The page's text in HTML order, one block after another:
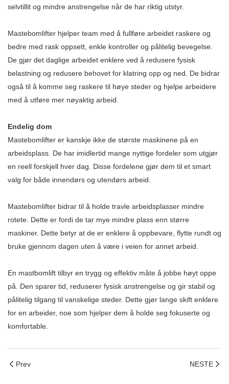
selvtillit og mindre anstrengelse når de har riktig utstyr.
Mastebomlifter hjelper team med å fullføre arbeidet raskere og
bedre med rask oppsett, enkle kontroller og pålitelig bevegelse.
De gjør det daglige arbeidet enklere ved å redusere fysisk
belastning og redusere behovet for klatring opp og ned. De bidrar
også til å komme seg raskere til høye steder og hjelpe arbeidere
med å utføre mer nøyaktig arbeid.
Endelig dom
Mastebomlifter er kanskje ikke de største maskinene på en
arbeidsplass. De har imidlertid mange nyttige fordeler som utgjør
en reell forskjell hver dag. Disse fordelene gjør dem til et smart
valg for både innendørs og utendørs arbeid.
Mastebomlifter bidrar til å holde travle arbeidsplasser mindre
rotete. Dette er fordi de tar mye mindre plass enn større
maskiner. Dette betyr at de er enklere å oppbevare, flytte rundt og
bruke gjennom dagen uten å være i veien for annet arbeid.
En mastbomlift tilbyr en trygg og effektiv måte å jobbe høyt oppe
på. Den sparer tid, reduserer fysisk anstrengelse og gir stabil og
pålitelig tilgang til vanskelige steder. Dette gjør lange skift enklere
for en arbeider, noe som hjelper dem å holde seg fokuserte og
komfortable.
Prev NESTE